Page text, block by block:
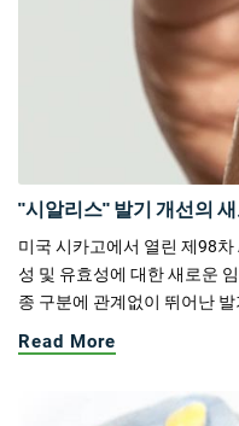
"시알리스" 발기 개선의
미국 시카고에서 열린 제98
성 및 유효성에 대한 새로운
종 구분에 관계없이 뛰어난
Read More